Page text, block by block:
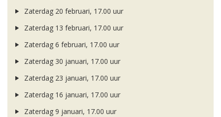
Zaterdag 20 februari, 17.00 uur
Zaterdag 13 februari, 17.00 uur
Zaterdag 6 februari, 17.00 uur
Zaterdag 30 januari, 17.00 uur
Zaterdag 23 januari, 17.00 uur
Zaterdag 16 januari, 17.00 uur
Zaterdag 9 januari, 17.00 uur